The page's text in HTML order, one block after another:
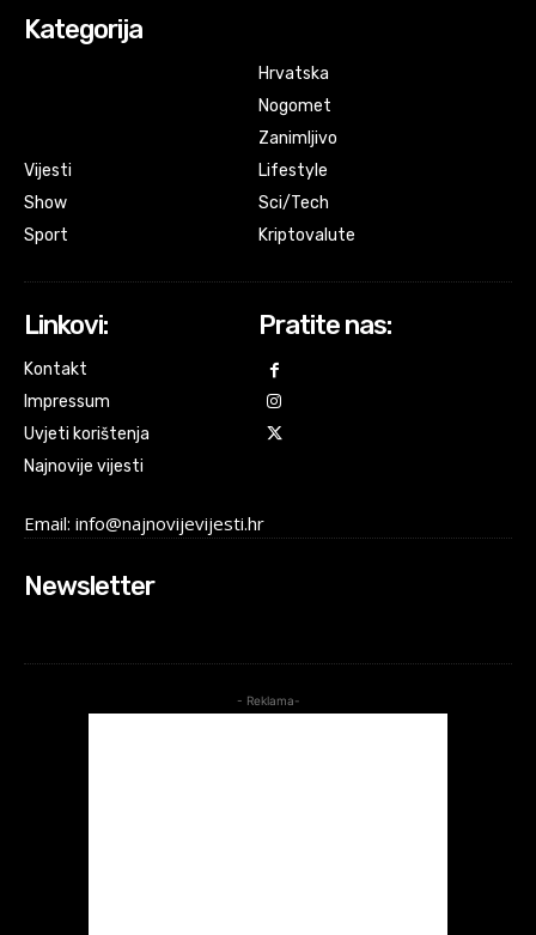
Kategorija
Vijesti
Show
Sport
Hrvatska
Nogomet
Zanimljivo
Lifestyle
Sci/Tech
Kriptovalute
Linkovi:
Kontakt
Impressum
Uvjeti korištenja
Najnovije vijesti
Pratite nas:
Email: info@najnovijevijesti.hr
Newsletter
- Reklama-